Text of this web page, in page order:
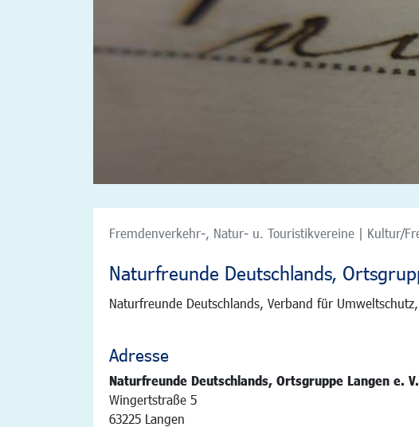
Fremdenverkehr-, Natur- u. Touristikvereine | Kultur/
Naturfreunde Deutschlands,
Naturfreunde Deutschlands, Verband für
Adresse
Naturfreunde Deutschlands, Ortsgruppe Langen e. V.
Wingertstraße 5
63225 Langen